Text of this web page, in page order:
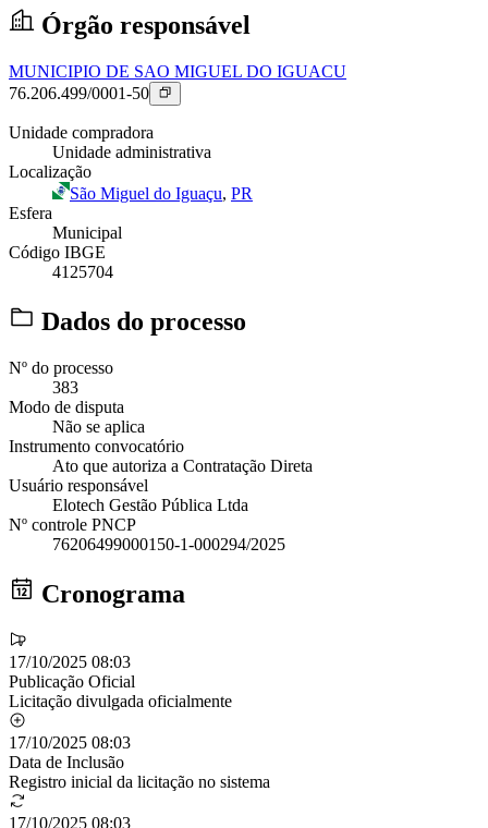
Órgão responsável
MUNICIPIO DE SAO MIGUEL DO IGUACU
76.206.499/0001-50
Unidade compradora
Unidade administrativa
Localização
São Miguel do Iguaçu, PR
Esfera
Municipal
Código IBGE
4125704
Dados do processo
Nº do processo
383
Modo de disputa
Não se aplica
Instrumento convocatório
Ato que autoriza a Contratação Direta
Usuário responsável
Elotech Gestão Pública Ltda
Nº controle PNCP
76206499000150-1-000294/2025
Cronograma
17/10/2025 08:03
Publicação Oficial
Licitação divulgada oficialmente
17/10/2025 08:03
Data de Inclusão
Registro inicial da licitação no sistema
17/10/2025 08:03